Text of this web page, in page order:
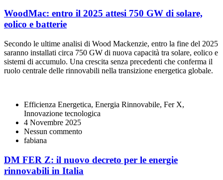
WoodMac: entro il 2025 attesi 750 GW di solare,
eolico e batterie
Secondo le ultime analisi di Wood Mackenzie, entro la fine del 2025
saranno installati circa 750 GW di nuova capacità tra solare, eolico e
sistemi di accumulo. Una crescita senza precedenti che conferma il
ruolo centrale delle rinnovabili nella transizione energetica globale.
Efficienza Energetica, Energia Rinnovabile, Fer X,
Innovazione tecnologica
4 Novembre 2025
Nessun commento
fabiana
DM FER Z: il nuovo decreto per le energie
rinnovabili in Italia